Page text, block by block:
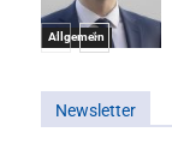
Allgemein
Newsletter